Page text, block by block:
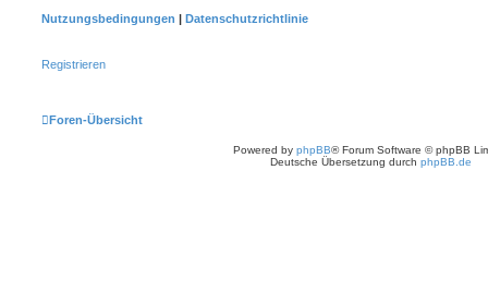
Nutzungsbedingungen | Datenschutzrichtlinie
Registrieren
Foren-Übersicht
Powered by phpBB® Forum Software © phpBB
Deutsche Übersetzung durch phpBB.de